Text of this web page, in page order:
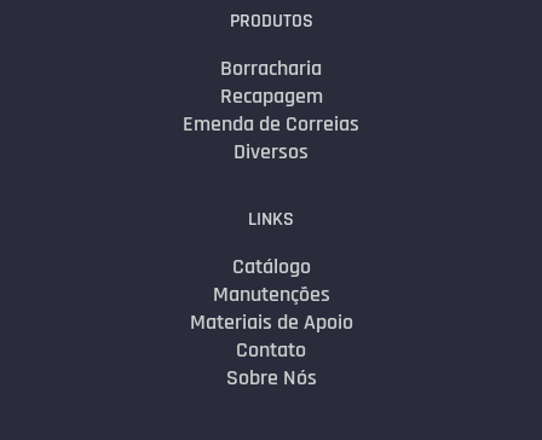
PRODUTOS
Borracharia
Recapagem
Emenda de Correias
Diversos
LINKS
Catálogo
Manutenções
Materiais de Apoio
Contato
Sobre Nós